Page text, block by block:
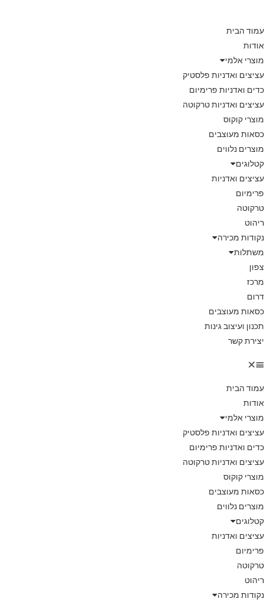
עמוד הבית
אודות
מוצרי אלמי
עציצים ואדניות פלסטיק
כדים ואדניות פרימיום
עציצים ואדניות טרקוטה
מוצרי קוקוס
כסאות מעוצבים
מוצרים נלווים
קטלוגים
עציצים ואדניות
פרימיום
טרקוטה
ריהוט
נקודות מכירה
משתלות
צפון
מרכז
דרום
כסאות מעוצבים
תכנון ועיצוב גינות
יצירת קשר
עמוד הבית
אודות
מוצרי אלמי
עציצים ואדניות פלסטיק
כדים ואדניות פרימיום
עציצים ואדניות טרקוטה
מוצרי קוקוס
כסאות מעוצבים
מוצרים נלווים
קטלוגים
עציצים ואדניות
פרימיום
טרקוטה
ריהוט
נקודות מכירה